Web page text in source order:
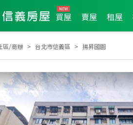
買屋 賣屋 租屋
區/商辦 台北市信義區 揚昇國園